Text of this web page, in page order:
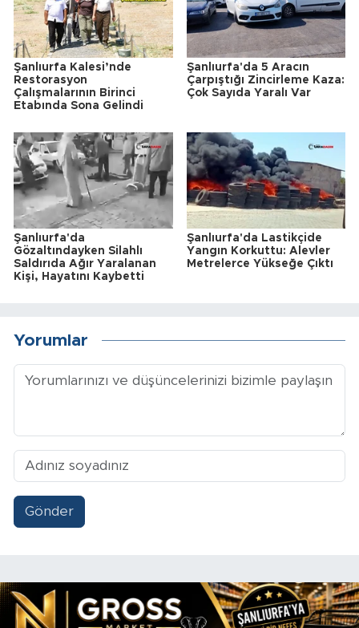
Şanlıurfa Kalesi’nde
Restorasyon
Çalışmalarının Birinci
Etabında Sona Gelindi
Şanlıurfa'da 5 Aracın
Çarpıştığı Zincirleme Kaza:
Çok Sayıda Yaralı Var
Şanlıurfa'da
Gözaltındayken Silahlı
Saldırıda Ağır Yaralanan
Kişi, Hayatını Kaybetti
Şanlıurfa'da Lastikçide
Yangın Korkuttu: Alevler
Metrelerce Yükseğe Çıktı
Yorumlar
Gönder